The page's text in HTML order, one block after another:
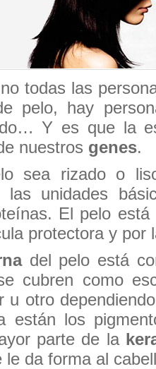
todas las
pelo, hay
Y es que la
nuestros genes.
sea rizado o
las unidades
El pelo
protectora y por
del pelo está
cubren como
u otro
están los
parte de la
le da forma al